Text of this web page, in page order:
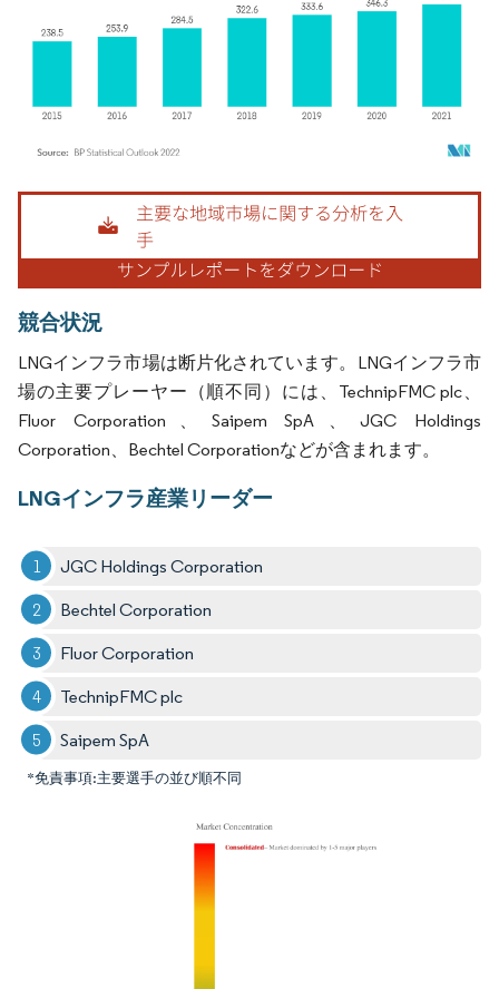
画像 © Mordor Intelligence。再利用にはCC BY 4.0の表示が必要です。
競合状況
LNGインフラ市場は断片化されています。LNGインフラ市
場の主要プレーヤー（順不同）には、TechnipFMC plc、
Fluor Corporation、Saipem SpA、JGC Holdings
Corporation、Bechtel Corporationなどが含まれます。
LNGインフラ産業リーダー
JGC Holdings Corporation
Bechtel Corporation
Fluor Corporation
TechnipFMC plc
Saipem SpA
*免責事項:主要選手の並び順不同